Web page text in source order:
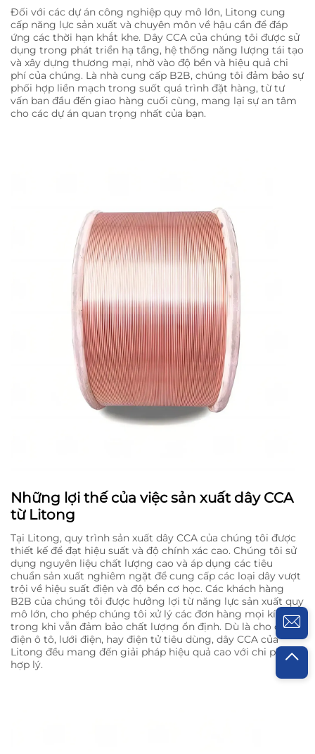
Đối với các dự án công nghiệp quy mô lớn, Litong cung
cấp năng lực sản xuất và chuyên môn về hậu cần để đáp
ứng các thời hạn khắt khe. Dây CCA của chúng tôi được sử
dụng trong phát triển hạ tầng, hệ thống năng lượng tái tạo
và xây dựng thương mại, nhờ vào độ bền và hiệu quả chi
phí của chúng. Là nhà cung cấp B2B, chúng tôi đảm bảo sự
phối hợp liền mạch trong suốt quá trình đặt hàng, từ tư
vấn ban đầu đến giao hàng cuối cùng, mang lại sự an tâm
cho các dự án quan trọng nhất của bạn.
Những lợi thế của việc sản xuất dây CCA
từ Litong
Tại Litong, quy trình sản xuất dây CCA của chúng tôi được
thiết kế để đạt hiệu suất và độ chính xác cao. Chúng tôi sử
dụng nguyên liệu chất lượng cao và áp dụng các tiêu
chuẩn sản xuất nghiêm ngặt để cung cấp các loại dây vượt
trội về hiệu suất điện và độ bền cơ học. Các khách hàng
B2B của chúng tôi được hưởng lợi từ năng lực sản xuất quy
mô lớn, cho phép chúng tôi xử lý các đơn hàng mọi kích cỡ
trong khi vẫn đảm bảo chất lượng ổn định. Dù là cho dây
điện ô tô, lưới điện, hay điện tử tiêu dùng, dây CCA của
Litong đều mang đến giải pháp hiệu quả cao với chi phí
hợp lý.